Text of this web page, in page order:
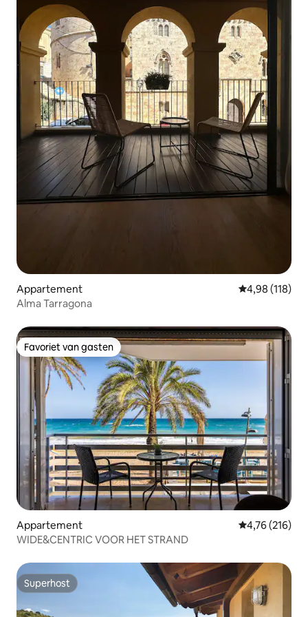
Appartement Gemiddelde
4,98 (118)
Alma Tarragona
Favoriet van gasten
Favoriet van gasten
Appartement Gemiddelde
4,76 (216)
WIDE&CENTRIC VOOR HET STRAND
Superhost
Superhost